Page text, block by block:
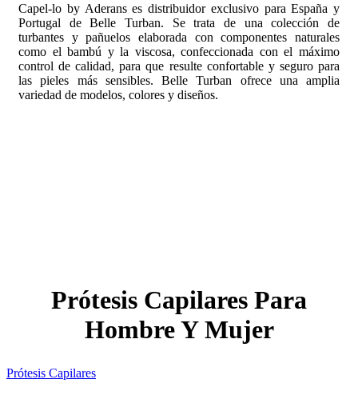
Capel-lo by Aderans es distribuidor exclusivo para España y
Portugal de Belle Turban. Se trata de una colección de
turbantes y pañuelos elaborada con componentes naturales
como el bambú y la viscosa, confeccionada con el máximo
control de calidad, para que resulte confortable y seguro para
las pieles más sensibles. Belle Turban ofrece una amplia
variedad de modelos, colores y diseños.
Prótesis Capilares Para
Hombre Y Mujer
Prótesis Capilares